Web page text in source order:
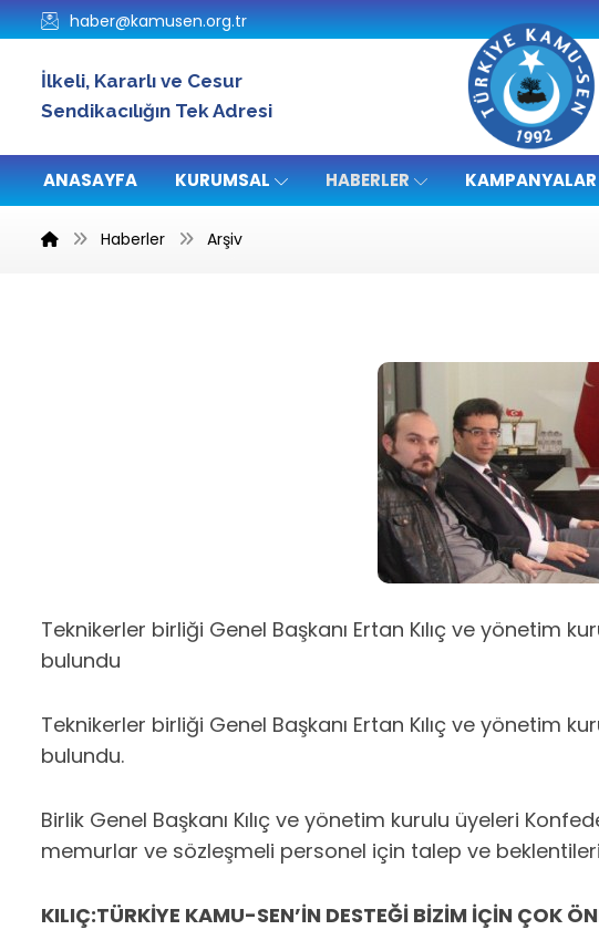
haber@kamusen.org.tr
İlkeli, Kararlı ve Cesur
Sendikacılığın Tek Adresi
ANASAYFA KURUMSAL HABERLER KAMPANYALAR
Haberler Arşiv
Teknikerler birliği Genel Başkanı Ertan Kılıç ve yönetim
bulundu
Teknikerler birliği Genel Başkanı Ertan Kılıç ve yönetim
bulundu.
Birlik Genel Başkanı Kılıç ve yönetim kurulu üyeleri
memurlar ve sözleşmeli personel için talep ve
KILIÇ:TÜRKİYE KAMU-SEN’İN DESTEĞİ BİZİM İÇİN ÇOK